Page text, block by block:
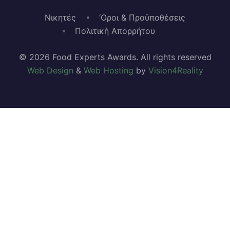
Νικητές
‘Οροι & Προϋποθέσεις
Πολιτική Απορρήτου
© 2026 Food Experts Awards. All rights reserved
Web Design & Web Hosting by Vision4Reality